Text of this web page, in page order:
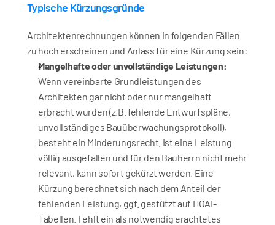
Typische Kürzungsgründe
Architektenrechnungen können in folgenden Fällen
zu hoch erscheinen und Anlass für eine Kürzung sein:
Mangelhafte oder unvollständige Leistungen:
Wenn vereinbarte Grundleistungen des
Architekten gar nicht oder nur mangelhaft
erbracht wurden (z.B. fehlende Entwurfspläne,
unvollständiges Bauüberwachungsprotokoll),
besteht ein Minderungsrecht. Ist eine Leistung
völlig ausgefallen und für den Bauherrn nicht mehr
relevant, kann sofort gekürzt werden. Eine
Kürzung berechnet sich nach dem Anteil der
fehlenden Leistung, ggf. gestützt auf HOAI-
Tabellen. Fehlt ein als notwendig erachtetes